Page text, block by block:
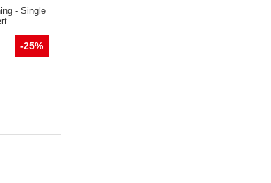
- Single
-25%